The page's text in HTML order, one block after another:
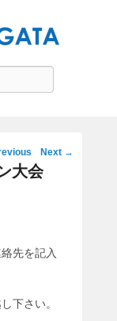
Next →
大会
先を記入
下さい。